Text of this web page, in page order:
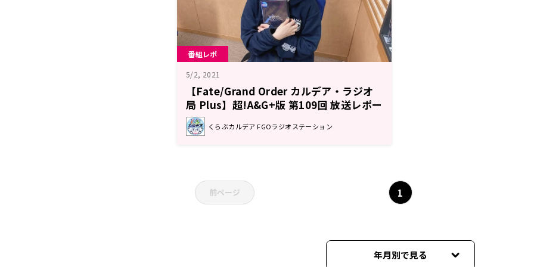
番組レポ
5/2, 2021
【Fate/Grand Order カルデア・ラジオ
局 Plus】超!A&G+版 第109回 放送レポー
ト
くらぶカルデア FGOラジオステーション
前ページ 1
年月別で見る